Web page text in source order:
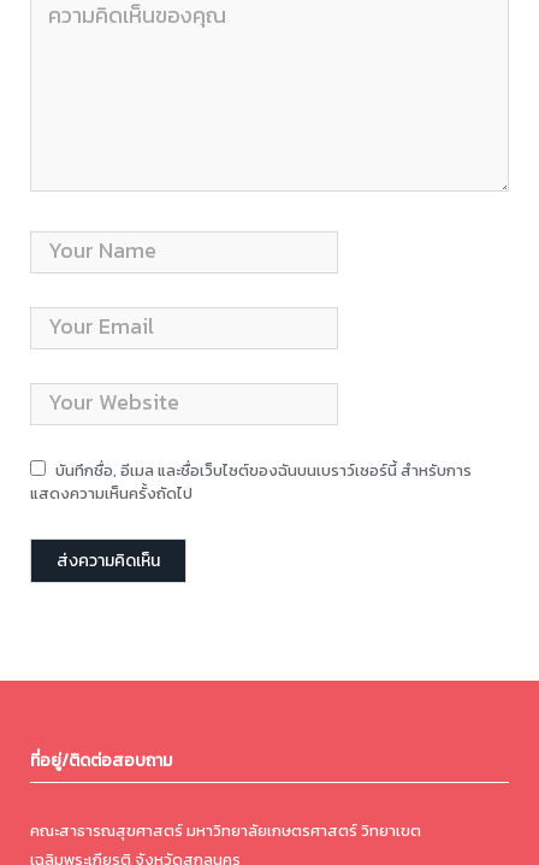
บันทึกชื่อ, อีเมล และชื่อเว็บไซต์ของฉันบนเบราว์เซอร์นี้ สำหรับการ
แสดงความเห็นครั้งถัดไป
ที่อยู่/ติดต่อสอบถาม
คณะสาธารณสุขศาสตร์ มหาวิทยาลัยเกษตรศาสตร์ วิทยาเขต
เฉลิมพระเกียรติ จังหวัดสกลนคร